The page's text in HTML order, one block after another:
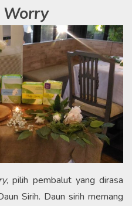
Worry
, pilih pembalut yang dirasa
Sirih. Daun sirih memang